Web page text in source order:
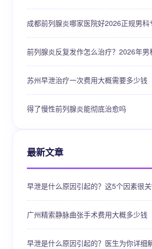
成都前列腺炎哪家医院好2026正规男
前列腺炎反复发作怎么治疗？2026年
苏州早泄治疗一次费用大概需要多少钱
得了慢性前列腺炎能彻底治愈吗
最新文章
早泄是什么原因引起的？这5个因素很
广州精索静脉曲张手术费用大概多少钱
早泄是什么原因引起的？医生为你详细